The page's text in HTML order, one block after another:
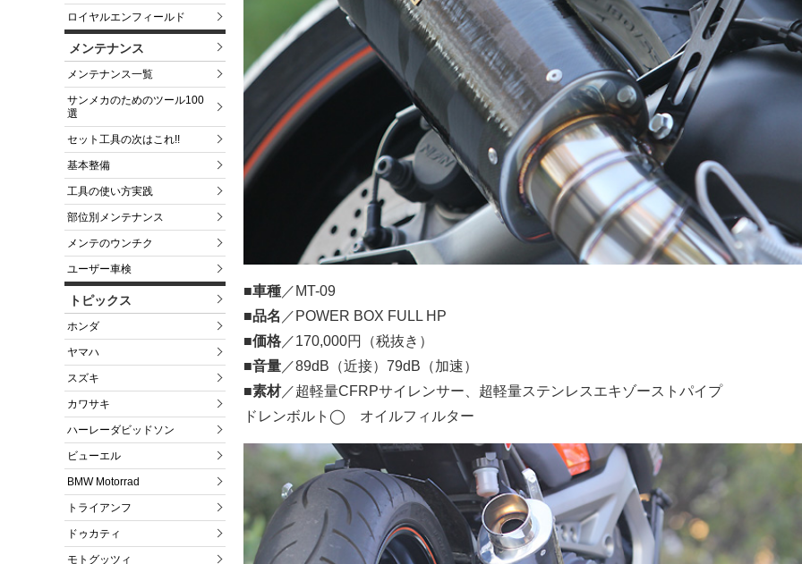
ロイヤルエンフィールド
メンテナンス
メンテナンス一覧
サンメカのためのツール100
選
セット工具の次はこれ!!
基本整備
工具の使い方実践
部位別メンテナンス
メンテのウンチク
ユーザー車検
トピックス
ホンダ
ヤマハ
スズキ
カワサキ
ハーレーダビッドソン
ビューエル
BMW Motorrad
トライアンフ
ドゥカティ
モトグッツィ
■車種 ／MT-09
■品名 ／POWER BOX FULL HP
■価格 ／170,000円（税抜き）
■音量 ／89dB（近接）79dB（加速）
■素材／超軽量CFRPサイレンサー、超軽量ステンレスエキゾーストパイプ
ドレンボルト◯ オイルフィルター